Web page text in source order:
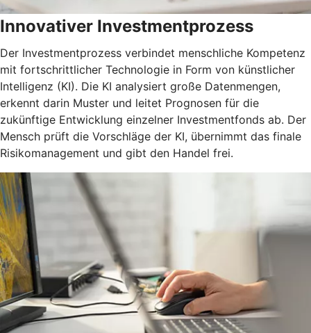
Innovativer Investmentprozess
Der Investmentprozess verbindet menschliche Kompetenz
mit fortschrittlicher Technologie in Form von künstlicher
Intelligenz (KI). Die KI analysiert große Datenmengen,
erkennt darin Muster und leitet Prognosen für die
zukünftige Entwicklung einzelner Investmentfonds ab. Der
Mensch prüft die Vorschläge der KI, übernimmt das finale
Risikomanagement und gibt den Handel frei.